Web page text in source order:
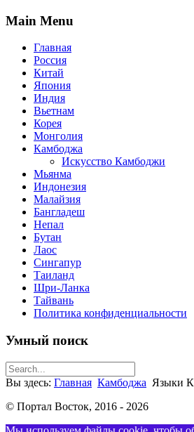
Main Menu
Главная
Россия
Китай
Япония
Индия
Вьетнам
Корея
Монголия
Камбоджа
Искусство Камбоджи
Мьянма
Индонезия
Малайзия
Бангладеш
Непал
Бутан
Лаос
Сингапур
Таиланд
Шри-Ланка
Тайвань
Политика конфиденциальности
Умный поиск
Вы здесь: Главная Камбоджа Языки
© Портал Восток, 2016 - 2026